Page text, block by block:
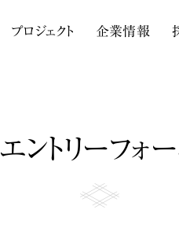
プロジェクト 企業情報
エントリーフォ